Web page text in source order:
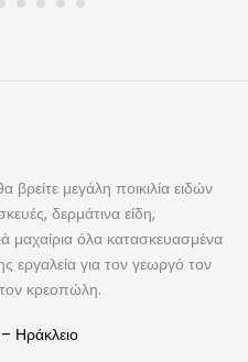
μεγάλη ποικιλία ειδών
δερμάτινα είδη,
μαχαίρια όλα κατασκευασμένα
εργαλεία για τον γεωργό τον
κρεοπώλη.
Ηράκλειο